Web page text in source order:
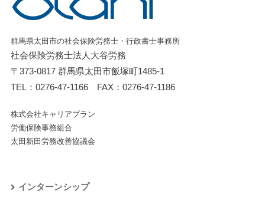
群馬県太田市の社会保険労務士・行政書士事務所
社会保険労務士法人大谷労務
〒373-0817 群馬県太田市飯塚町1485-1
TEL： 0276-47-1166FAX：0276-47-1186
株式会社キャリアプラン
労働保険事務組合
太田新田労務改善協議会
インターンシップ